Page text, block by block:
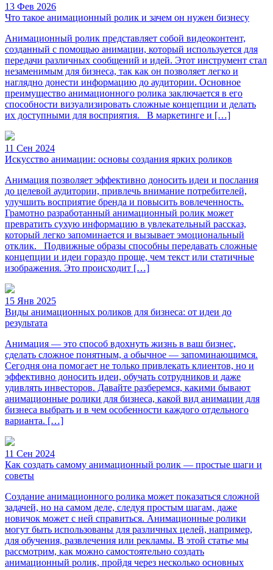
13 Фев 2026
Что такое анимационный ролик и зачем он нужен бизнесу
Анимационный ролик представляет собой видеоконтент,
созданный с помощью анимации, который используется для
передачи различных сообщений и идей. Этот инструмент стал
незаменимым для бизнеса, так как он позволяет легко и
наглядно донести информацию до аудитории. Основное
преимущество анимационного ролика заключается в его
способности визуализировать сложные концепции и делать
их доступными для восприятия. В маркетинге и […]
11 Сен 2024
Искусство анимации: основы создания ярких роликов
Анимация позволяет эффективно доносить идеи и послания
до целевой аудитории, привлечь внимание потребителей,
улучшить восприятие бренда и повысить вовлеченность.
Грамотно разработанный анимационный ролик может
превратить сухую информацию в увлекательный рассказ,
который легко запоминается и вызывает эмоциональный
отклик. Подвижные образы способны передавать сложные
концепции и идеи гораздо проще, чем текст или статичные
изображения. Это происходит […]
15 Янв 2025
Виды анимационных роликов для бизнеса: от идеи до
результата
Анимация — это способ вдохнуть жизнь в ваш бизнес,
сделать сложное понятным, а обычное — запоминающимся.
Сегодня она помогает не только привлекать клиентов, но и
эффективно доносить идеи, обучать сотрудников и даже
удивлять инвесторов. Давайте разберемся, какими бывают
анимационные ролики для бизнеса, какой вид анимации для
бизнеса выбрать и в чем особенности каждого отдельного
варианта. […]
11 Сен 2024
Как создать самому анимационный ролик — простые шаги и
советы
Создание анимационного ролика может показаться сложной
задачей, но на самом деле, следуя простым шагам, даже
новичок может с ней справиться. Анимационные ролики
могут быть использованы для различных целей, например,
для обучения, развлечения или рекламы. В этой статье мы
рассмотрим, как можно самостоятельно создать
анимационный ролик, пройдя через несколько основных